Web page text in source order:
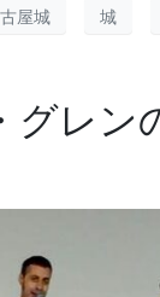
屋城 城
グレン